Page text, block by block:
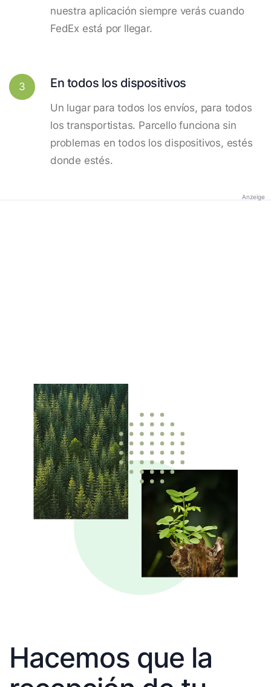
nuestra aplicación siempre verás cuando
FedEx está por llegar.
3 En todos los dispositivos
Un lugar para todos los envíos, para todos
los transportistas. Parcello funciona sin
problemas en todos los dispositivos, estés
donde estés.
Anzeige
Hacemos que la